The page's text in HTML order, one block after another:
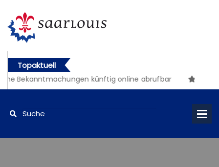
Topaktuell
Bekanntmachungen künftig online abrufbar